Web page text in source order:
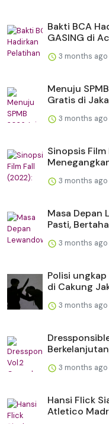
Bakti BCA
GASING di
3 months ago
Menuju
Gratis di
3 months ago
Sinopsis
3 months ago
Masa Depan
Pasti,
3 months ago
Polisi
di Cakung
3 months ago
3 months ago
Hansi Flick
Atletico